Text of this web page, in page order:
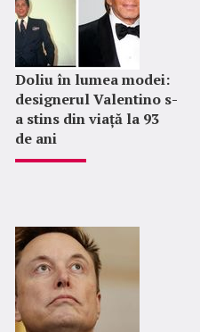
Doliu în lumea modei:
designerul Valentino s-
a stins din viață la 93
de ani